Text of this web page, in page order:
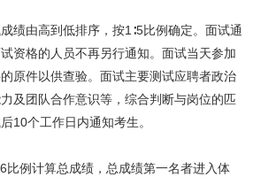
由高到低排序，按1∶5比例确定。面试通
资格的人员不再另行通知。面试当天参加
原件以供查验。面试主要测试应聘者政治
及团队合作意识等，综合判断与岗位的匹
10个工作日内通知考生。
例计算总成绩，总成绩第一名者进入体